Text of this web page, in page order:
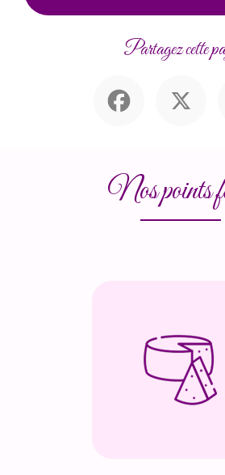
Partagez cette
Nos points